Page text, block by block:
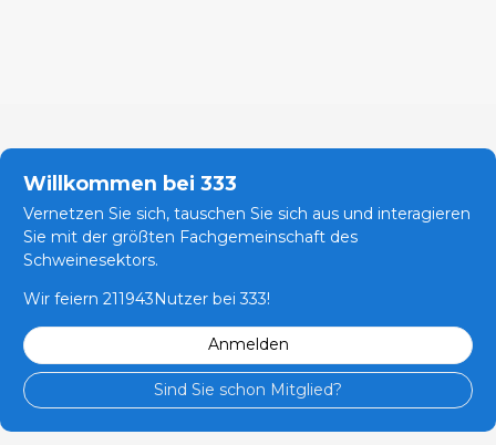
Willkommen bei 333
Vernetzen Sie sich, tauschen Sie sich aus und interagieren
Sie mit der größten Fachgemeinschaft des
Schweinesektors.
Wir feiern 211943Nutzer bei 333!
Anmelden
Sind Sie schon Mitglied?